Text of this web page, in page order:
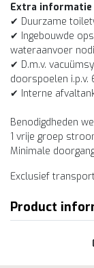
Extra informatie
✔ Duurzame
✔ Ingebouwde
wateraanvoer
✔ D.m.v.
doorspoelen i.p.v.
✔ Interne
Benodigdheden
1 vrije groep
Minimale
Exclusief
Product